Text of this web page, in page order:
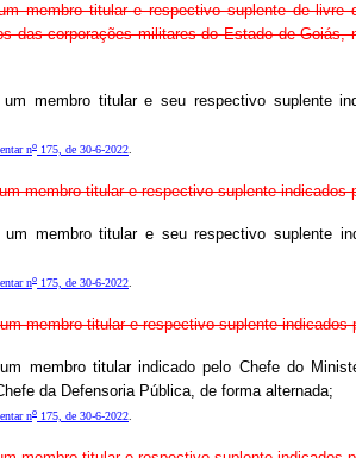
membro titular e respectivo suplente de livre
das corporações militares do Estado de Goiás,
um membro titular e seu respectivo suplente
no 175, de 30-6-2022.
membro titular e respectivo suplente indicados
um membro titular e seu respectivo suplente
no 175, de 30-6-2022.
membro titular e respectivo suplente indicados
membro titular indicado pelo Chefe do
da Defensoria Pública, de forma alternada;
no 175, de 30-6-2022.